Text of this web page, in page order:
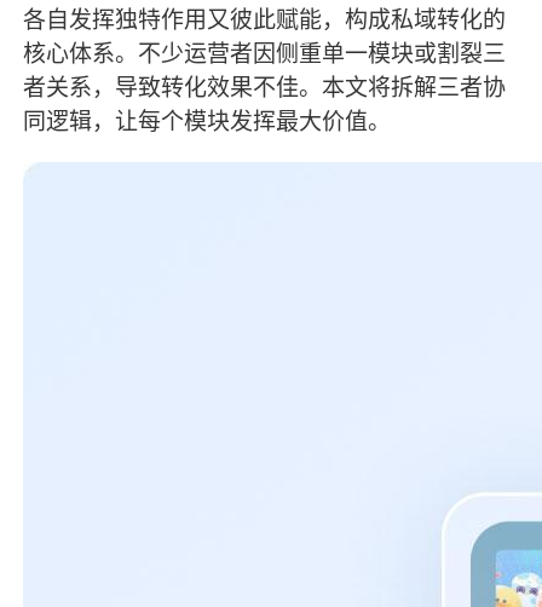
各自发挥独特作用又彼此赋能，构成私域转化的
核心体系。不少运营者因侧重单一模块或割裂三
者关系，导致转化效果不佳。本文将拆解三者协
同逻辑，让每个模块发挥最大价值。